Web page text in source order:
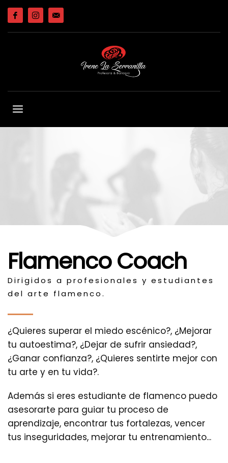
Flamenco Coach
Dirigidos a profesionales y estudiantes
del arte flamenco.
¿Quieres superar el miedo escénico?, ¿Mejorar
tu autoestima?, ¿Dejar de sufrir ansiedad?,
¿Ganar confianza?, ¿Quieres sentirte mejor con
tu arte y en tu vida?.
Además si eres estudiante de flamenco puedo
asesorarte para guiar tu proceso de
aprendizaje, encontrar tus fortalezas, vencer
tus inseguridades, mejorar tu entrenamiento...